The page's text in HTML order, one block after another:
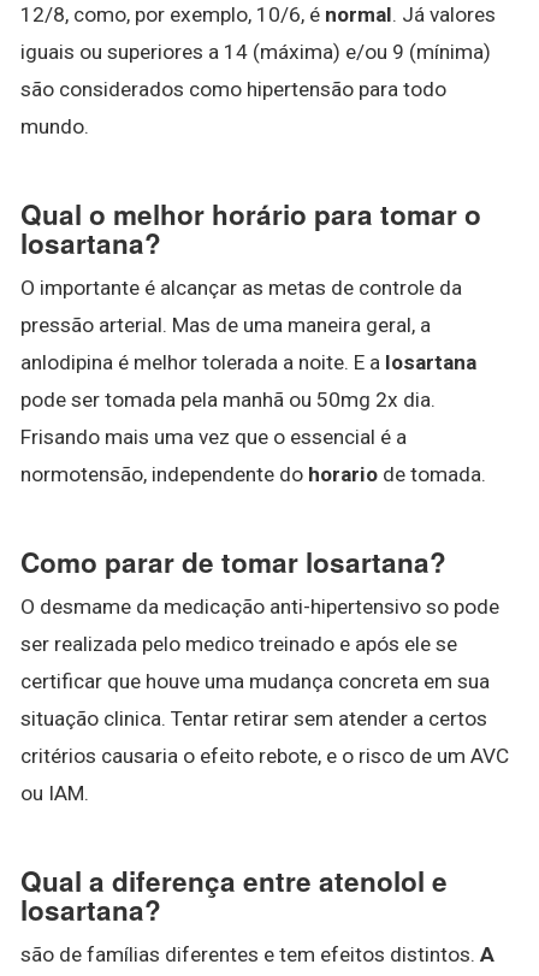
12/8, como, por exemplo, 10/6, é normal. Já valores
iguais ou superiores a 14 (máxima) e/ou 9 (mínima)
são considerados como hipertensão para todo
mundo.
Qual o melhor horário para tomar o
losartana?
O importante é alcançar as metas de controle da
pressão arterial. Mas de uma maneira geral, a
anlodipina é melhor tolerada a noite. E a losartana
pode ser tomada pela manhã ou 50mg 2x dia.
Frisando mais uma vez que o essencial é a
normotensão, independente do horario de tomada.
Como parar de tomar losartana?
O desmame da medicação anti-hipertensivo so pode
ser realizada pelo medico treinado e após ele se
certificar que houve uma mudança concreta em sua
situação clinica. Tentar retirar sem atender a certos
critérios causaria o efeito rebote, e o risco de um AVC
ou IAM.
Qual a diferença entre atenolol e
losartana?
são de famílias diferentes e tem efeitos distintos. A